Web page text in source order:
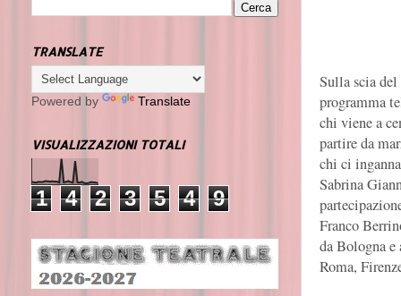
Sulla scia del
programma
chi viene a
partire da
chi ci
Sabrina
Franco
da Bologna e
Roma,
TRANSLATE
Powered by Translate
VISUALIZZAZIONI TOTALI
1 4 2 3 5 4 9